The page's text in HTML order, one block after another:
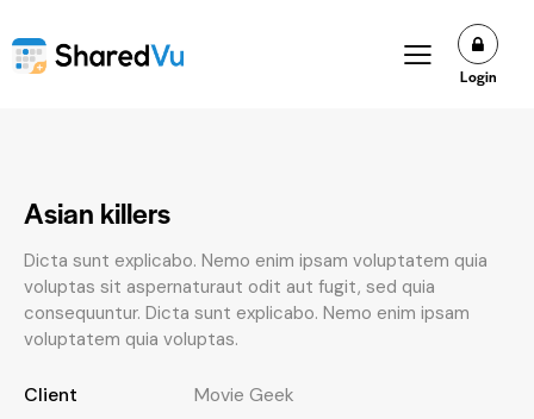
Login
Asian killers
Dicta sunt explicabo. Nemo enim ipsam voluptatem quia
voluptas sit aspernaturaut odit aut fugit, sed quia
consequuntur. Dicta sunt explicabo. Nemo enim ipsam
voluptatem quia voluptas.
Client
Movie Geek